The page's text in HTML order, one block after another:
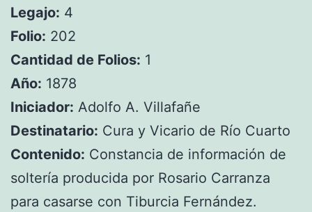
Legajo: 4
Folio: 202
Cantidad de Folios: 1
Año: 1878
Iniciador: Adolfo A. Villafañe
Destinatario: Cura y Vicario de Río Cuarto
Contenido: Constancia de información de
soltería producida por Rosario Carranza
para casarse con Tiburcia Fernández.